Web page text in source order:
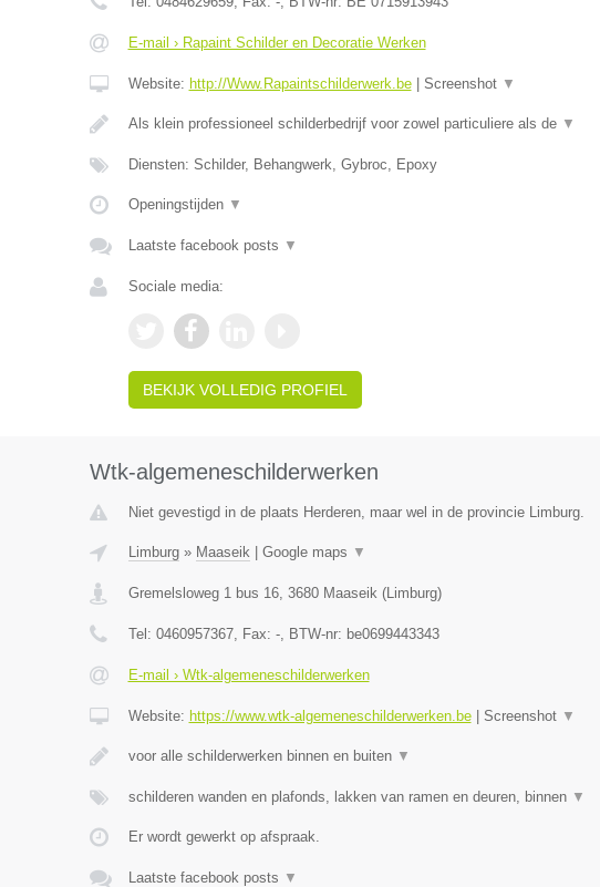
E-mail › Rapaint Schilder en Decoratie Werken
Website: http://Www.Rapaintschilderwerk.be| Screenshot ▼
Als klein professioneel schilderbedrijf voor zowel particuliere als de ▼
Diensten: Schilder, Behangwerk, Gybroc, Epoxy
Openingstijden ▼
Laatste facebook posts ▼
Sociale media:
BEKIJK VOLLEDIG PROFIEL
Wtk-algemeneschilderwerken
Niet gevestigd in de plaats Herderen, maar wel in de provincie Limburg.
Limburg» Maaseik| Google maps ▼
Gremelsloweg 1 bus 16, 3680 Maaseik(Limburg)
Tel: 0460957367, Fax: -, BTW-nr: be0699443343
E-mail › Wtk-algemeneschilderwerken
Website: https://www.wtk-algemeneschilderwerken.be| Screenshot ▼
voor alle schilderwerken binnen en buiten ▼
schilderen wanden en plafonds, lakken van ramen en deuren, binnen ▼
Er wordt gewerkt op afspraak.
Laatste facebook posts ▼